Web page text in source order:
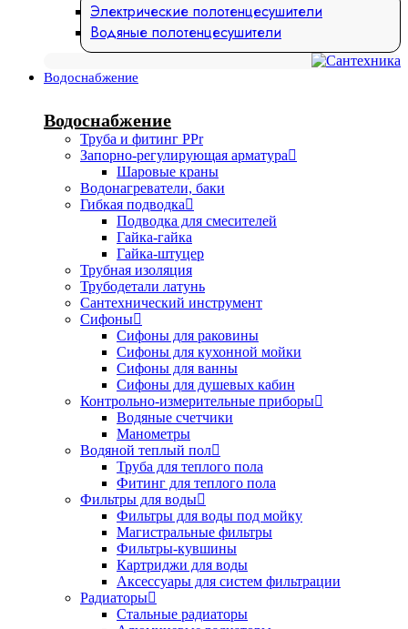
Электрические полотенцесушители
Водяные полотенцесушители
Водоснабжение
Водоснабжение
Труба и фитинг PPr
Запорно-регулирующая арматура
Шаровые краны
Водонагреватели, баки
Гибкая подводка
Подводка для смесителей
Гайка-гайка
Гайка-штуцер
Трубная изоляция
Трубодетали латунь
Сантехнический инструмент
Сифоны
Сифоны для раковины
Сифоны для кухонной мойки
Сифоны для ванны
Сифоны для душевых кабин
Контрольно-измерительные приборы
Водяные счетчики
Манометры
Водяной теплый пол
Труба для теплого пола
Фитинг для теплого пола
Фильтры для воды
Фильтры для воды под мойку
Магистральные фильтры
Фильтры-кувшины
Картриджи для воды
Аксессуары для систем фильтрации
Радиаторы
Стальные радиаторы